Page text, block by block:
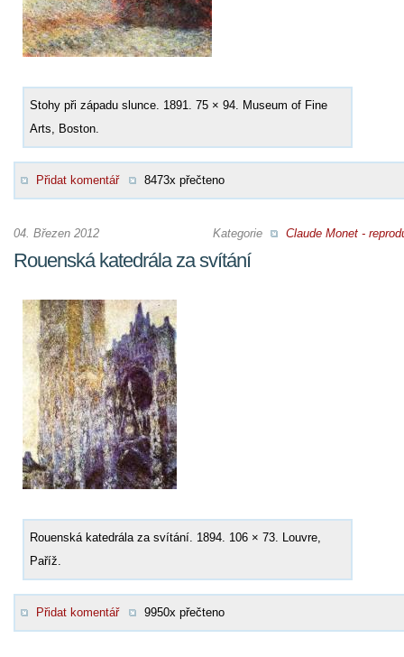
Stohy při západu slunce. 1891. 75 × 94. Museum of Fine
Arts, Boston.
Přidat komentář 8473x přečteno
Kategorie Claude Monet -
04. Březen 2012
Rouenská katedrála za svítání
Rouenská katedrála za svítání. 1894. 106 × 73. Louvre,
Paříž.
Přidat komentář 9950x přečteno